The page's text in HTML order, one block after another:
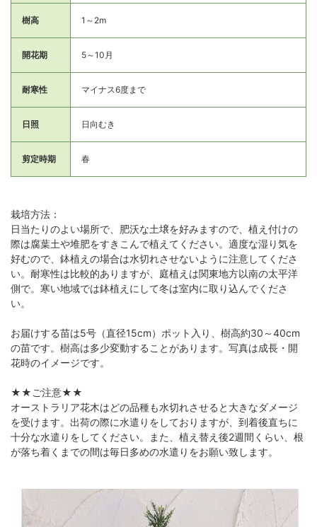
樹高 1～2m
開花期 5～10月
耐寒性 マイナス6度まで
日照 日向むき
剪定時期 春
栽培方法：
日当たりのよい場所で、肥沃な土壌を好みますので、植え付けの
際は腐葉土や堆肥をすきこんで植えてください。適度な湿り気を
好むので、鉢植えの場合は水切れさせないように注意してくださ
い。耐寒性は比較的ありますが、庭植えは関東地方以南の太平洋
側で。寒い地域では鉢植えにして冬は室内に取り込んでくださ
い。
お届けする苗は5号（直径15cm）ポット入り、樹高約30～40cm
の苗です。樹高は多少変動することがあります。写真は成長・開
花時のイメージです。
★★ご注意★★
オーストラリア花木はどの品種も水切れさせると大きなダメージ
を受けます。出荷の際に水遣りをしておりますが、到着後直ちに
十分な水遣りをしてください。また、植え替え後2週間くらい、根
が落ち着くまでの間は毎日多めの水遣りをお願い致します。